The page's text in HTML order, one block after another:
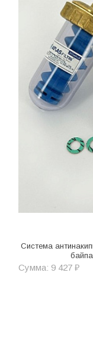
Система
Сумма: 9 427 ₽